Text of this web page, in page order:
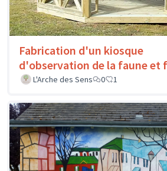
Fabrication d'un kiosque
d'observation de la faune et
L'Arche des Sens
0 1